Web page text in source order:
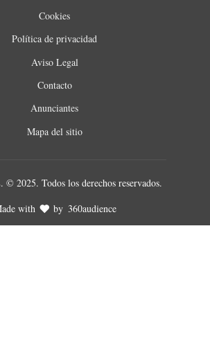
Cookies
Política de privacidad
Aviso Legal
Contacto
Anunciantes
Mapa del sitio
2025. Todos los derechos reservados.
with
by 360audience